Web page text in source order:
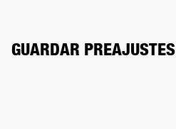
GUARDAR PREAJUSTES